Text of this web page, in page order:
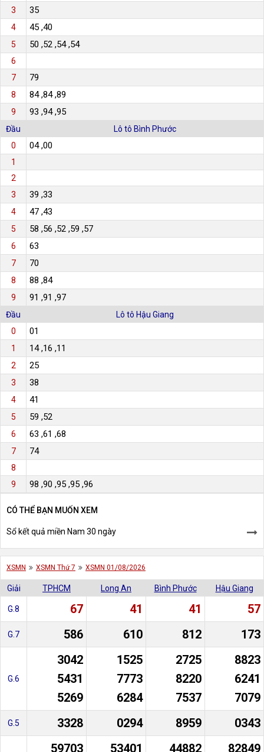
3
35
4 45 ,40
5 50 ,52 ,54 ,54
6
7
79
8 84 ,84 ,89
9 93 ,94 ,95
Đầu
Lô tô Bình Phước
0
04 ,00
1
2
3
39 ,33
4 47 ,43
5 58 ,56 ,52 ,59 ,57
6 63
7 70
8 88 ,84
9 91 ,91 ,97
Đầu
Lô tô Hậu Giang
0
01
1 14 ,16 ,11
2 25
3 38
4 41
5 59 ,52
6 63 ,61 ,68
7 74
8
9
98 ,90 ,95 ,95 ,96
CÓ THỂ BẠN MUỐN XEM
Sổ kết quả miền Nam 30 ngày
XSMN XSMN Thứ 7 XSMN 01/08/2026
Giải TPHCM Long An Bình Phước Hậu Giang
G.8 67 41 41 57
G.7 586 610 812 173
G.6
3042
5431
5269
1525
7773
6284
2725
8220
7537
8823
6241
7079
G.5 3328 0294 8959
0343
59703
53401 44882 82849